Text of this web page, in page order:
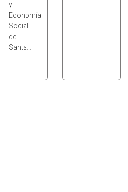
y
Economía
Social
de
Santa…